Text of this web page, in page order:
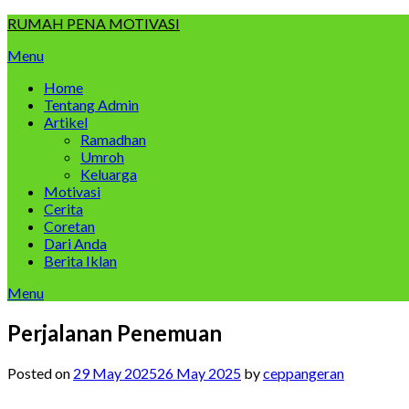
Skip
content
RUMAH PENA MOTIVASI
Menu
Home
Tentang Admin
Artikel
Ramadhan
Umroh
Keluarga
Motivasi
Cerita
Coretan
Dari Anda
Berita Iklan
Menu
Perjalanan Penemuan
Posted on 29 May 202526 May 2025 byceppangeran